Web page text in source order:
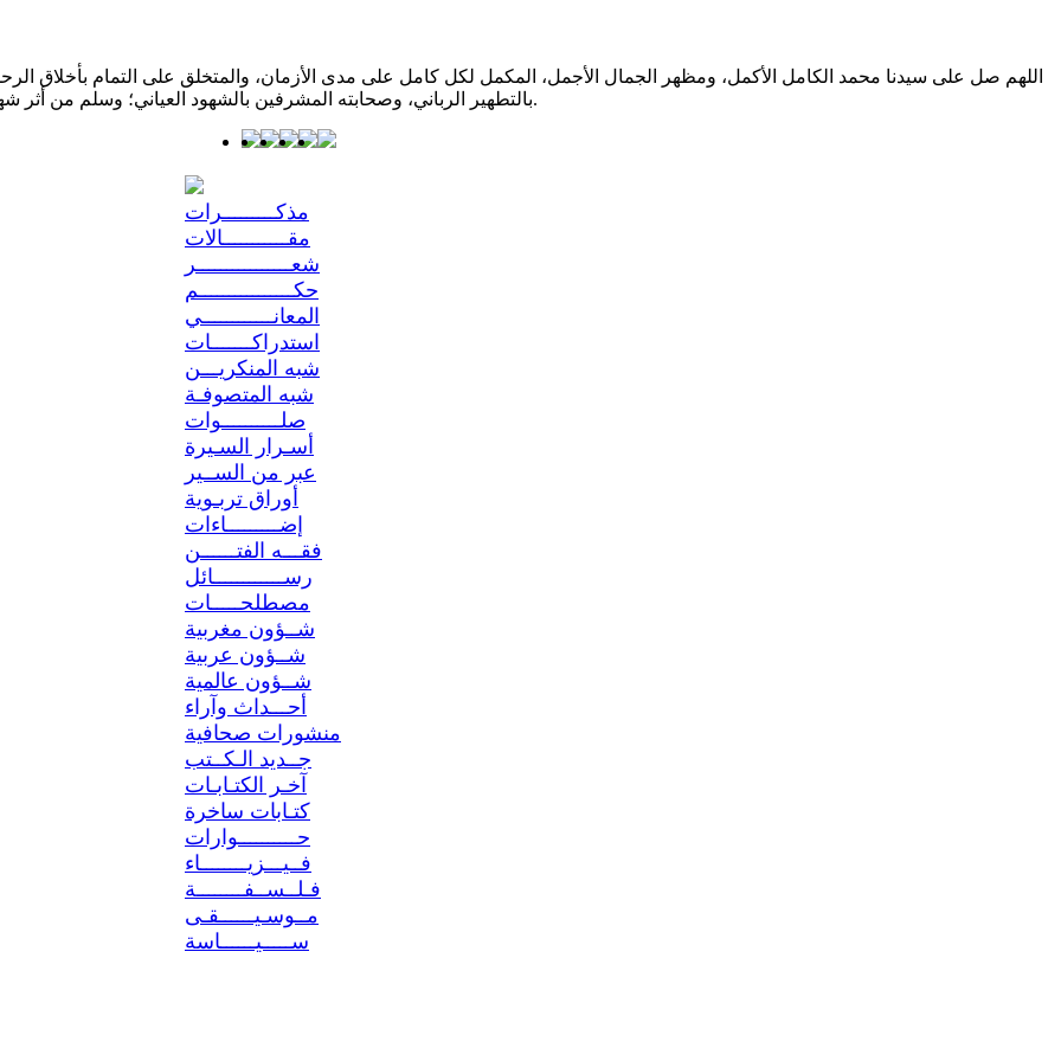
اللهم صل على سيدنا محمد الكامل الأكمل، ومظهر الجمال الأجمل، المكمل لكل كامل على مدى الأزمان، والمتخلق على التمام بأخلاق
بالتطهير الرباني، وصحابته المشرفين بالشهود العياني؛ وسلم من أثر شهود نفوسنا صلاتنا عليه تسليما. والحمد لله المنعم المفضل حمدا عميما.
مذكـــــــــرات
مقـــــــــــالات
شعــــــــــــــــر
حكــــــــــــــــم
المعانــــــــــــي
استدراكـــــــات
شبه المنكريـــن
شبه المتصوفـة
صلــــــــــوات
أسـرار السـيرة
عبر من الســير
أوراق تربـوية
إضـــــــــاءات
فقـــه الفتــــــن
رســــــــــــائل
مصطلحـــــات
شــؤون مغربية
شــؤون عربية
شــؤون عالمية
أحـــداث وآراء
منشورات صحافية
جــديد الـكــتب
آخـر الكتـابـات
كتـابات ساخرة
حــــــــــوارات
فــيـــزيــــــــاء
فـلــســفــــــــة
مــوسـيــــــقـى
ســـــيــــــاسة